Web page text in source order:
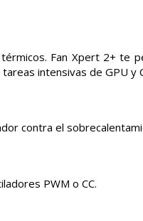
Fan Xpert 2+ te
intensivas de GPU y
contra el
PWM o CC.